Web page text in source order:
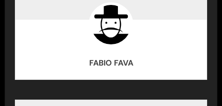
FABIO FAVA